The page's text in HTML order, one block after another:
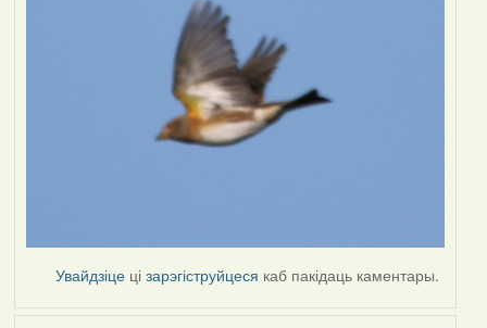
Увайдзіце цізарэгіструйцеся каб пакідаць каментары.